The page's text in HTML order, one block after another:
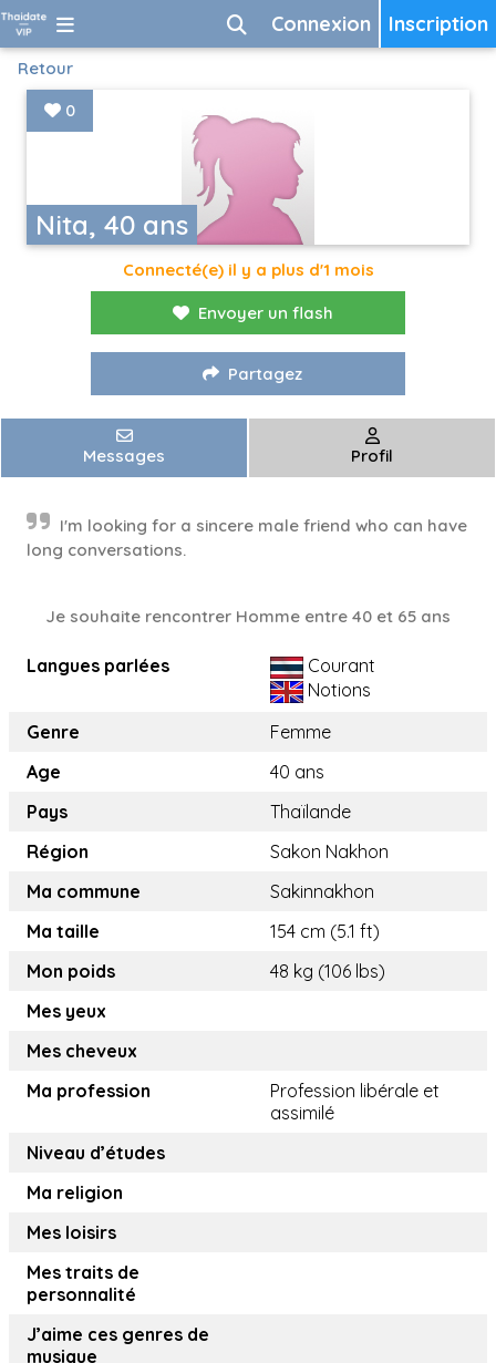
Inscription
Connexion
Retour
Nita, 40 ans
0
Connecté(e) il y a plus d'1 mois
Envoyer un flash
Partagez
Messages Profil
I'm looking for a sincere male friend who can have
long conversations.
Je souhaite rencontrer Homme entre 40 et 65 ans
Langues parlées
Courant
Notions
Genre
Femme
Age
40 ans
Pays
Thaïlande
Région
Sakon Nakhon
Ma commune
Sakinnakhon
Ma taille
154 cm (5.1 ft)
Mon poids
48 kg (106 lbs)
Mes yeux
Mes cheveux
Ma profession
Profession libérale et
assimilé
Niveau d’études
Ma religion
Mes loisirs
Mes traits de
personnalité
J’aime ces genres de
musique